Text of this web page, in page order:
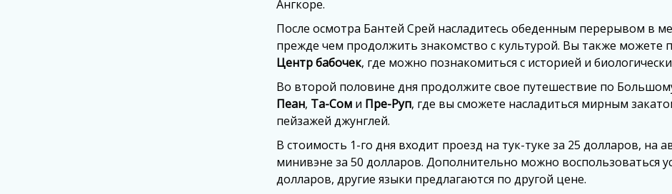
Ангкоре.
После осмотра Бантей Срей насладитесь обеденным перерывом в
прежде чем продолжить знакомство с культурой. Вы также можете
Центр бабочек, где можно познакомиться с историей и
Во второй половине дня продолжите свое путешествие по
Пеан, Та-Сом и Пре-Руп, где вы сможете насладиться мирным
пейзажей джунглей.
В стоимость 1-го дня входит проезд на тук-туке за 25 долларов, на
минивэне за 50 долларов. Дополнительно можно воспользоваться
долларов, другие языки предлагаются по другой цене.